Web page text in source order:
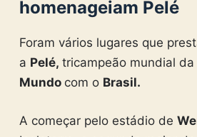
homenageiam Pelé
Foram vários lugares que
a Pelé, tricampeão mundial da
Mundo com o Brasil.
A começar pelo estádio de